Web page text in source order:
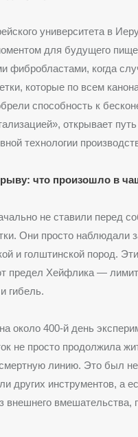
университета в
для будущего
фибробластами, когда
которые по всем
способность к
открывает
технологии
что произошло в
не ставили перед
Они просто наблюдали
и голштинской пород.
предел Хейфлика — лимит
гибель.
около 400-й день
не просто продолжила
линию. Это был
других инструментов, а
внешнего